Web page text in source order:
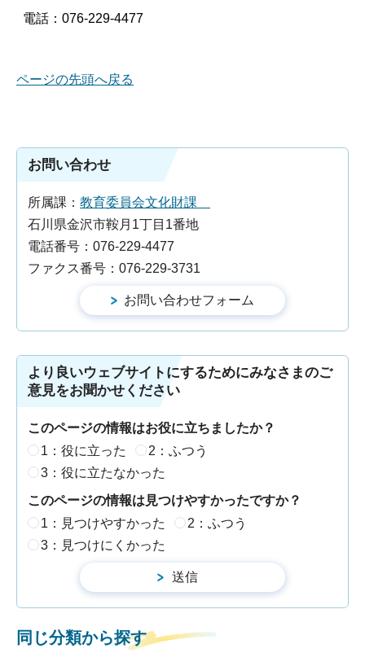
電話：076-229-4477
ページの先頭へ戻る
お問い合わせ
所属課： 教育委員会文化財課
石川県金沢市鞍月1丁目1番地
電話番号：076-229-4477
ファクス番号：076-229-3731
より良いウェブサイトにするためにみなさまのご
意見をお聞かせください
このページの情報はお役に立ちましたか？
1：役に立った
2：ふつう
3：役に立たなかった
このページの情報は見つけやすかったですか？
1：見つけやすかった
2：ふつう
3：見つけにくかった
同じ分類から探す